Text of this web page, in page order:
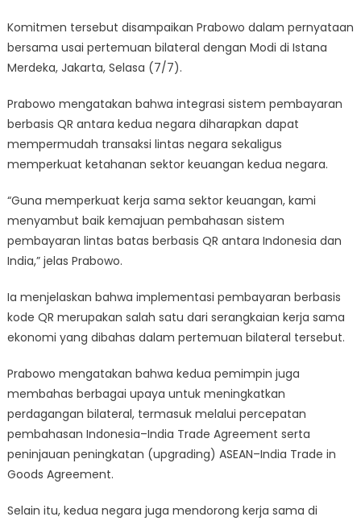
Komitmen tersebut disampaikan Prabowo dalam pernyataan
bersama usai pertemuan bilateral dengan Modi di Istana
Merdeka, Jakarta, Selasa (7/7).
Prabowo mengatakan bahwa integrasi sistem pembayaran
berbasis QR antara kedua negara diharapkan dapat
mempermudah transaksi lintas negara sekaligus
memperkuat ketahanan sektor keuangan kedua negara.
“Guna memperkuat kerja sama sektor keuangan, kami
menyambut baik kemajuan pembahasan sistem
pembayaran lintas batas berbasis QR antara Indonesia dan
India,” jelas Prabowo.
Ia menjelaskan bahwa implementasi pembayaran berbasis
kode QR merupakan salah satu dari serangkaian kerja sama
ekonomi yang dibahas dalam pertemuan bilateral tersebut.
Prabowo mengatakan bahwa kedua pemimpin juga
membahas berbagai upaya untuk meningkatkan
perdagangan bilateral, termasuk melalui percepatan
pembahasan Indonesia–India Trade Agreement serta
peninjauan peningkatan (upgrading) ASEAN–India Trade in
Goods Agreement.
Selain itu, kedua negara juga mendorong kerja sama di